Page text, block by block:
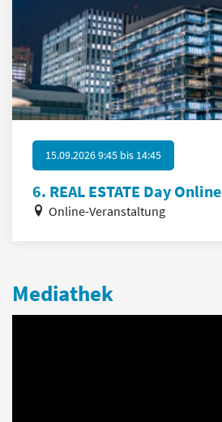
15.09.2026 9:45 bis 14:45
6. REAL ESTATE Day Online
Online-Veranstaltung
Mediathek